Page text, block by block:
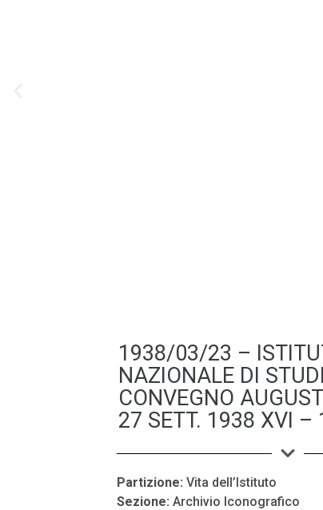
1938/03/23 –
NAZIONALE DI
CONVEGNO
27 SETT. 1938 XVI –
Partizione: Vita dell’Istituto
Sezione: Archivio Iconografico